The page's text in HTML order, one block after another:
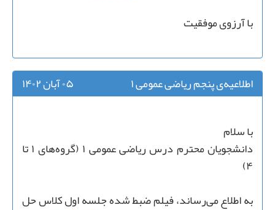
با آرزوی موفقیت
اطلاعیه‌ی پنجم ریاضی عمومی ۱ ۰۵ آبان ۱۴۰۲
با سلام
دانشجویان محترم درس ریاضی عمومی ۱ (گروه‌های ۱ تا
۴)
به اطلاع‌ می‌رساند، فیلم ضبط شده جلسه اول کلاس حل